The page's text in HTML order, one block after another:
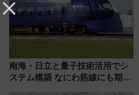
南海・日立と量子技術活用でシ
ステム構築 なにわ筋線にも期待